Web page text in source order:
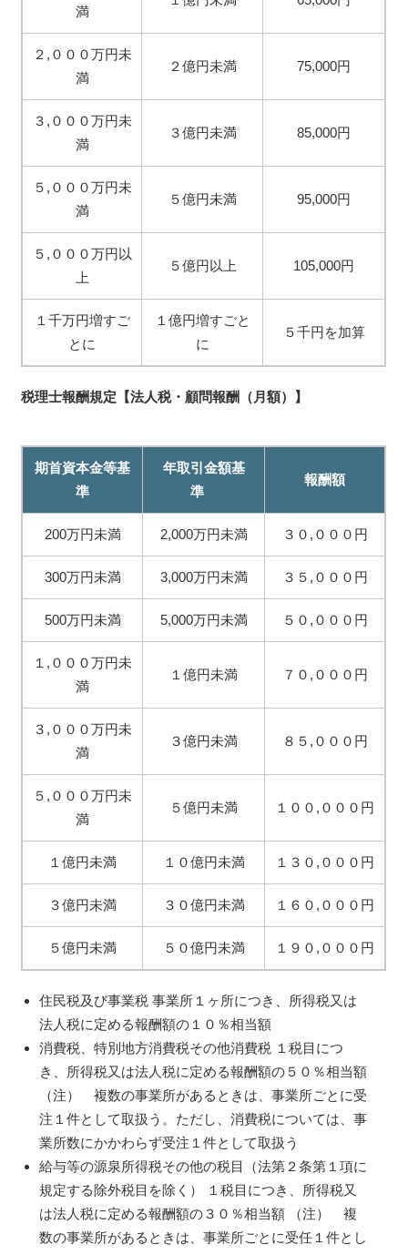
満
２,０００万円未
満
２億円未満 75,000円
３,０００万円未
満
３億円未満 85,000円
５,０００万円未
満
５億円未満 95,000円
５,０００万円以
上
５億円以上 105,000円
１千万円増すご
とに
１億円増すごと
に
５千円を加算
税理士報酬規定【法人税・顧問報酬（月額）】
期首資本金等基
準
年取引金額基
準
報酬額
200万円未満 2,000万円未満 ３０,０００円
300万円未満 3,000万円未満 ３５,０００円
500万円未満 5,000万円未満 ５０,０００円
１,０００万円未
満
１億円未満 ７０,０００円
３,０００万円未
満
３億円未満 ８５,０００円
５,０００万円未
満
５億円未満 １００,０００円
１億円未満 １０億円未満 １３０,０００円
３億円未満 ３０億円未満 １６０,０００円
５億円未満 ５０億円未満 １９０,０００円
住民税及び事業税 事業所１ヶ所につき、所得税又は
法人税に定める報酬額の１０％相当額
消費税、特別地方消費税その他消費税 １税目につ
き、所得税又は法人税に定める報酬額の５０％相当額
（注） 複数の事業所があるときは、事業所ごとに受
注１件として取扱う。ただし、消費税については、事
業所数にかかわらず受注１件として取扱う
給与等の源泉所得税その他の税目（法第２条第１項に
規定する除外税目を除く） １税目につき、所得税又
は法人税に定める報酬額の３０％相当額 （注） 複
数の事業所があるときは、事業所ごとに受任１件とし